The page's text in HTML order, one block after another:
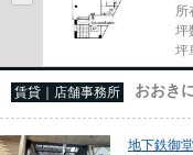
所
坪
坪
賃貸｜店舗事務所 おおき
地下鉄御